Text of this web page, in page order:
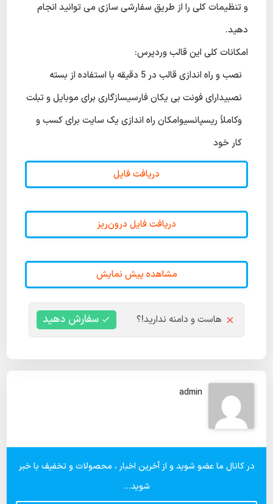
و تنظیمات کلی را از طریق سفارشی سازی می توانید انجام
دهید.
امکانات کلی این قالب وردپرس:
نصب و راه اندازی قالب در 5 دقیقه با استفاده از بسته
نصبیدارای فونت بی یکان فارسیسازگاری برای موبایل و تبلت
وکاملاً ریسپانسیوامکان راه اندازی یک سایت برای کسب و
کار خود
دریافت فایل
دریافت فایل درون‌ریز
مشاهده پیش نمایش
هاست و دامنه ندارید!؟ سفارش دهید
admin
در کانال ما عضو شوید و از آخرین اخبار ، محصولات و تخفیف با خبر
شوید...